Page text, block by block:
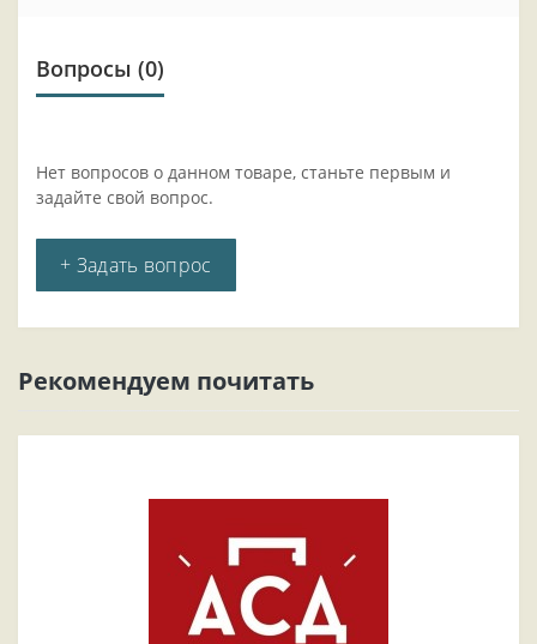
Вопросы (0)
Нет вопросов о данном товаре, станьте первым и
задайте свой вопрос.
+ Задать вопрос
Рекомендуем почитать